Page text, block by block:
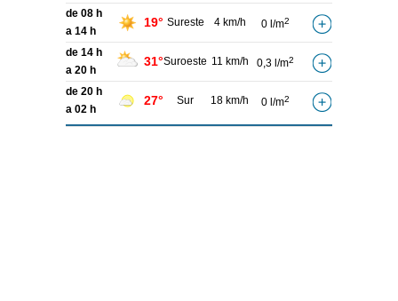
de 08 h
a 14 h
19° Sureste 4 km/h 0 l/m2
de 14 h
a 20 h
31°Suroeste 11 km/h 0,3 l/m2
de 20 h
a 02 h
27° Sur 18 km/h 0 l/m2